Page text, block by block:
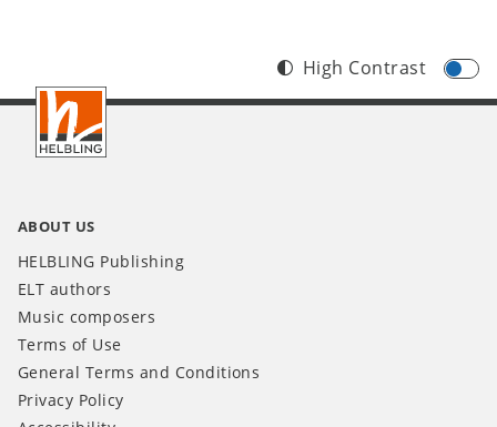
Footer
High Contrast
ABOUT US
HELBLING Publishing
ELT authors
Music composers
Terms of Use
General Terms and Conditions
Privacy Policy